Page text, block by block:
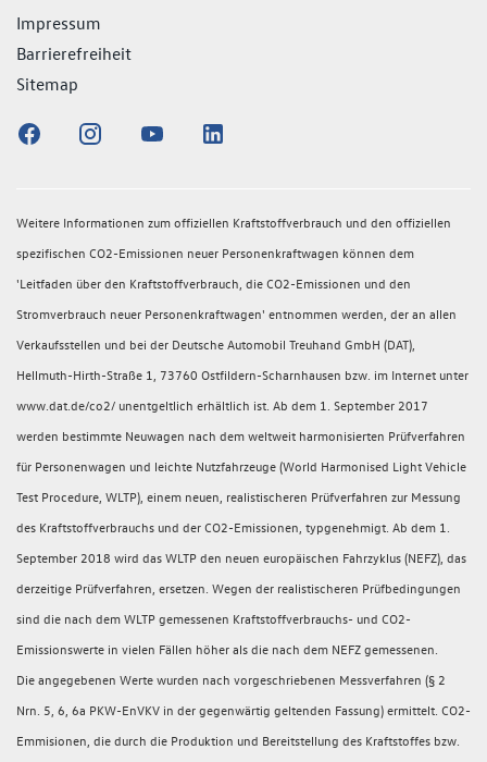
Impressum
Barrierefreiheit
Sitemap
Weitere Informationen zum offiziellen Kraftstoffverbrauch und den offiziellen
spezifischen CO2-Emissionen neuer Personenkraftwagen können dem
'Leitfaden über den Kraftstoffverbrauch, die CO2-Emissionen und den
Stromverbrauch neuer Personenkraftwagen' entnommen werden, der an allen
Verkaufsstellen und bei der Deutsche Automobil Treuhand GmbH (DAT),
Hellmuth-Hirth-Straße 1, 73760 Ostfildern-Scharnhausen bzw. im Internet unter
www.dat.de/co2/ unentgeltlich erhältlich ist. Ab dem 1. September 2017
werden bestimmte Neuwagen nach dem weltweit harmonisierten Prüfverfahren
für Personenwagen und leichte Nutzfahrzeuge (World Harmonised Light Vehicle
Test Procedure, WLTP), einem neuen, realistischeren Prüfverfahren zur Messung
des Kraftstoffverbrauchs und der CO2-Emissionen, typgenehmigt. Ab dem 1.
September 2018 wird das WLTP den neuen europäischen Fahrzyklus (NEFZ), das
derzeitige Prüfverfahren, ersetzen. Wegen der realistischeren Prüfbedingungen
sind die nach dem WLTP gemessenen Kraftstoffverbrauchs- und CO2-
Emissionswerte in vielen Fällen höher als die nach dem NEFZ gemessenen.
Die angegebenen Werte wurden nach vorgeschriebenen Messverfahren (§ 2
Nrn. 5, 6, 6a PKW-EnVKV in der gegenwärtig geltenden Fassung) ermittelt. CO2-
Emmisionen, die durch die Produktion und Bereitstellung des Kraftstoffes bzw.